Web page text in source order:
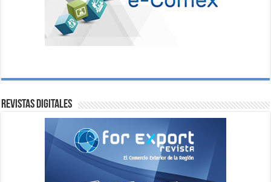
Revistas digitales